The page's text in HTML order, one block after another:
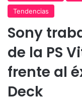
Tendencias
Sony
de la PS
frente al
Deck